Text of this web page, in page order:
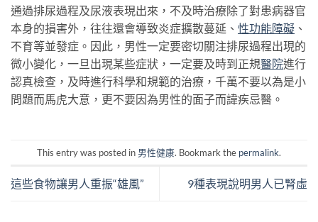
通過排尿過程及尿液表現出來，不及時治療除了對患病器官
本身的損害外，往往還會導致炎症擴散蔓延、 性功能障礙 、
不育等並發症。因此，男性一定要密切關注排尿過程出現的
微小變化，一旦出現某些症狀，一定要及時到正規醫院進行
認真檢查，及時進行科學和規範的治療，千萬不要以為是小
問題而馬虎大意，更不要因為男性的面子而諱疾忌醫。
This entry was posted in 男性健康. Bookmark the permalink.
這些食物讓男人重振“雄風” 9種表現說明男人已腎虛